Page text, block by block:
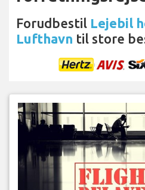
Forudbestil Lejebil
Lufthavn til store